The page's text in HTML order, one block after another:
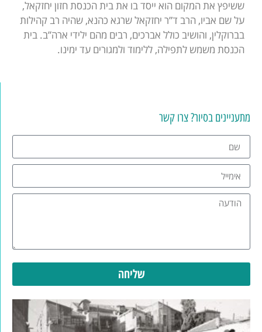
מתעניינים בסיור? צרו קשר
שליחה
ששיפץ את המקום הוא ייסד בו את בית הכנסת חזון יחזקאל,
על שם אביו, הרב ד”ר יחזקאל שרגא כהנא, שהיה רב קהילות
בברוקלין, והושיב כולל אברכים, רבים מהם ילידי ארה”ב. בית
הכנסת משמש לתפילה, ללימוד ולמגורים עד ימינו.